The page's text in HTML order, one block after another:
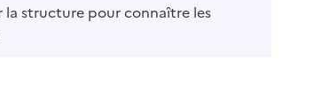
la structure pour connaître les